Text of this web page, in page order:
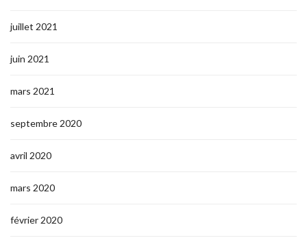
juillet 2021
juin 2021
mars 2021
septembre 2020
avril 2020
mars 2020
février 2020